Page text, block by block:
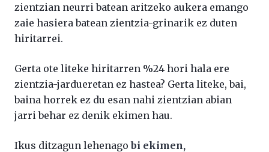
zientzian neurri batean aritzeko aukera emango
zaie hasiera batean zientzia-grinarik ez duten
hiritarrei.
Gerta ote liteke hiritarren %24 hori hala ere
zientzia-jardueretan ez hastea? Gerta liteke, bai,
baina horrek ez du esan nahi zientzian abian
jarri behar ez denik ekimen hau.
Ikus ditzagun lehenagobi ekimen,